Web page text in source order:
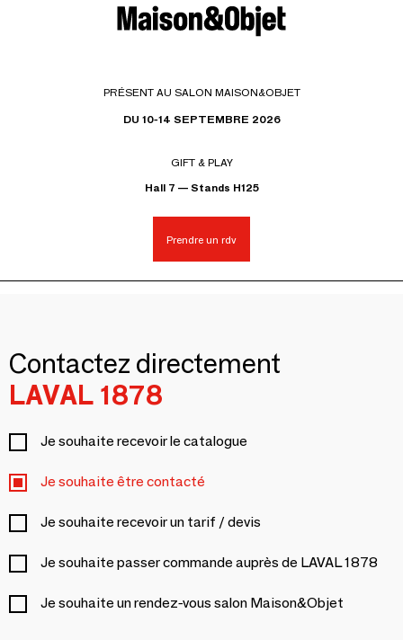
PRÉSENT AU SALON MAISON&OBJET
DU 10-14 SEPTEMBRE 2026
GIFT & PLAY
Hall 7 — Stands H125
Prendre un rdv
Contactez directement
LAVAL 1878
Je souhaite recevoir le catalogue
Je souhaite être contacté
Je souhaite recevoir un tarif / devis
Je souhaite passer commande auprès de LAVAL 1878
Je souhaite un rendez-vous salon Maison&Objet